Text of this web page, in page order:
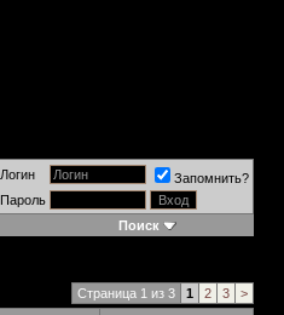
Логин
Запомнить?
Пароль
Поиск
Страница 1 из 3 1 2 3 >